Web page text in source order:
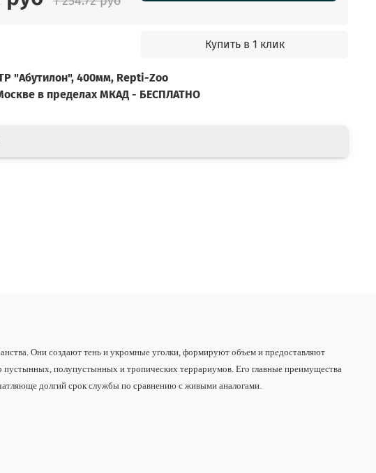
Купить в 1 клик
"Абутилон", 400мм, Repti-Zoo
в пределах МКАД - БЕСПЛАТНО
Они создают тень и укромные уголки, формируют объем и предоставляют
полупустынных и тропических террариумов. Его главные преимущества
долгий срок службы по сравнению с живыми аналогами.